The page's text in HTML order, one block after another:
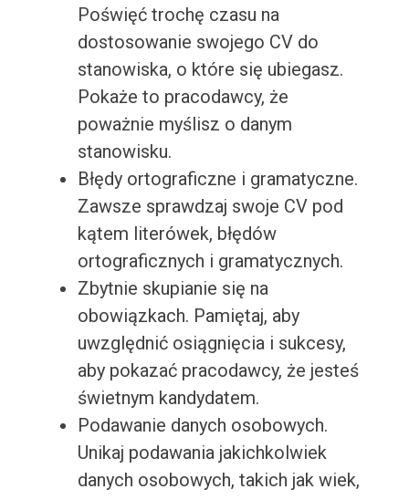
Poświęć trochę czasu na
dostosowanie swojego CV do
stanowiska, o które się ubiegasz.
Pokaże to pracodawcy, że
poważnie myślisz o danym
stanowisku.
Błędy ortograficzne i gramatyczne.
Zawsze sprawdzaj swoje CV pod
kątem literówek, błędów
ortograficznych i gramatycznych.
Zbytnie skupianie się na
obowiązkach. Pamiętaj, aby
uwzględnić osiągnięcia i sukcesy,
aby pokazać pracodawcy, że jesteś
świetnym kandydatem.
Podawanie danych osobowych.
Unikaj podawania jakichkolwiek
danych osobowych, takich jak wiek,